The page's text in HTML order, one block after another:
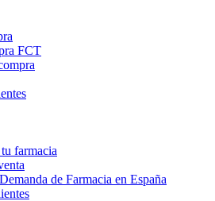
FCT
farmacia
de Farmacia en España